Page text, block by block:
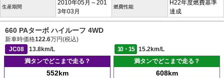
生産期間
2010年05月～201
3年03月
燃費性能
H22年度燃費基準
達成
660 PAターボ ハイルーフ 4WD
新車時価格122.6万円(税込)
JC08
13.8km/L 10・15
15.2km/L
満タンでどこまで走る？
552km
満タンでどこまで走る？
608km